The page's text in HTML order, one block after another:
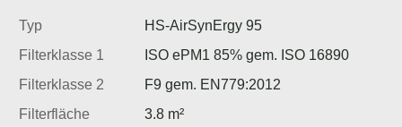
Typ
HS-AirSynErgy 95
Filterklasse 1
ISO ePM1 85% gem. ISO 16890
Filterklasse 2
F9 gem. EN779:2012
Filterfläche
3.8 m²